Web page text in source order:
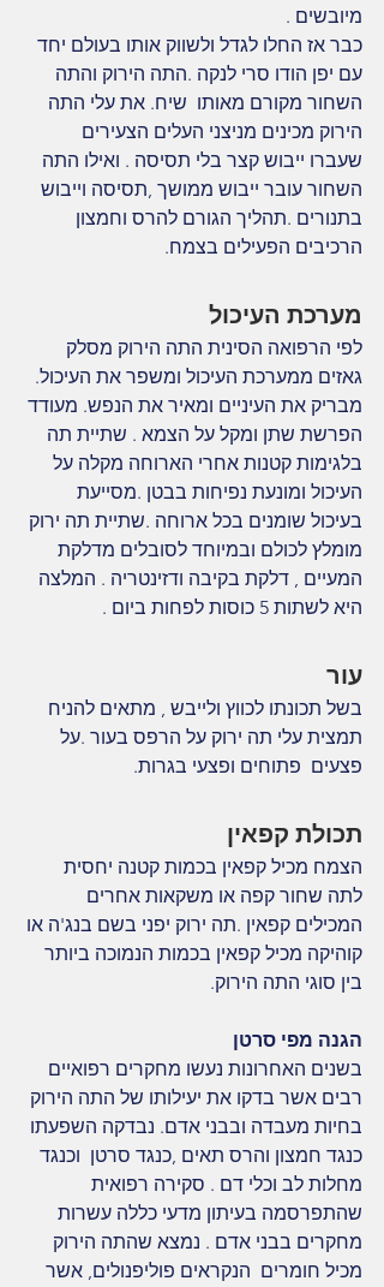
מיובשים .
כבר אז החלו לגדל ולשווק אותו בעולם יחד
עם יפן הודו סרי לנקה .התה הירוק והתה
השחור מקורם מאותו  שיח. את עלי התה
הירוק מכינים מניצני העלים הצעירים
שעברו ייבוש קצר בלי תסיסה . ואילו התה
השחור עובר ייבוש ממושך ,תסיסה וייבוש
בתנורים .תהליך הגורם להרס וחמצון
הרכיבים הפעילים בצמח.
מערכת העיכול
לפי הרפואה הסינית התה הירוק מסלק
גאזים ממערכת העיכול ומשפר את העיכול.
מבריק את העיניים ומאיר את הנפש. מעודד
הפרשת שתן ומקל על הצמא . שתיית תה
בלגימות קטנות אחרי הארוחה מקלה על
העיכול ומונעת נפיחות בבטן .מסייעת
בעיכול שומנים בכל ארוחה .שתיית תה ירוק
מומלץ לכולם ובמיוחד לסובלים מדלקת
המעיים , דלקת בקיבה ודזינטריה . המלצה
היא לשתות 5 כוסות לפחות ביום .
עור
בשל תכונתו לכווץ ולייבש , מתאים להניח
תמצית עלי תה ירוק על הרפס בעור .על
פצעים  פתוחים ופצעי בגרות.
תכולת קפאין
הצמח מכיל קפאין בכמות קטנה יחסית
לתה שחור קפה או משקאות אחרים
המכילים קפאין .תה ירוק יפני בשם בנג'ה או
קוהיקה מכיל קפאין בכמות הנמוכה ביותר
בין סוגי התה הירוק.
הגנה מפי סרטן
בשנים האחרונות נעשו מחקרים רפואיים
רבים אשר בדקו את יעילותו של התה הירוק
בחיות מעבדה ובבני אדם. נבדקה השפעתו
כנגד חמצון והרס תאים ,כנגד סרטן  וכנגד
מחלות לב וכלי דם . סקירה רפואית
שהתפרסמה בעיתון מדעי כללה עשרות
מחקרים בבני אדם . נמצא שהתה הירוק
מכיל חומרים  הנקראים פוליפנולים, אשר